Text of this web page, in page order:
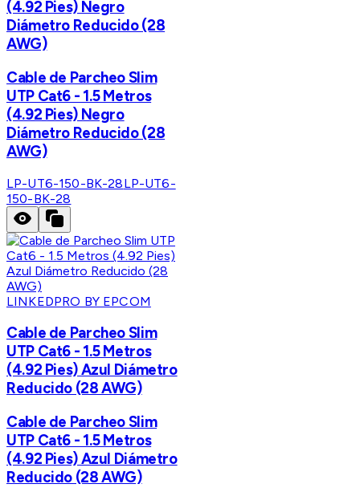
(4.92 Pies) Negro
Diámetro Reducido (28
AWG)
Cable de Parcheo Slim
UTP Cat6 - 1.5 Metros
(4.92 Pies) Negro
Diámetro Reducido (28
AWG)
LP-UT6-150-BK-28LP-UT6-
150-BK-28
LINKEDPRO BY EPCOM
Cable de Parcheo Slim
UTP Cat6 - 1.5 Metros
(4.92 Pies) Azul Diámetro
Reducido (28 AWG)
Cable de Parcheo Slim
UTP Cat6 - 1.5 Metros
(4.92 Pies) Azul Diámetro
Reducido (28 AWG)